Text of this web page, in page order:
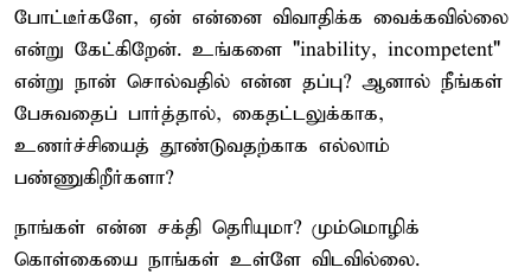
போட்டீர்களே, ஏன் என்னை விவாதிக்க வைக்கவில்லை
என்று கேட்கிறேன். உங்களை "inability, incompetent"
என்று நான் சொல்வதில் என்ன தப்பு? ஆனால் நீங்கள்
பேசுவதைப் பார்த்தால், கைதட்டலுக்காக,
உணர்ச்சியைத் தூண்டுவதற்காக எல்லாம்
பண்ணுகிறீர்களா?
நாங்கள் என்ன சக்தி தெரியுமா? மும்மொழிக்
கொள்கையை நாங்கள் உள்ளே விடவில்லை.